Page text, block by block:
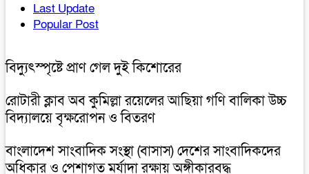
Last Update
Popular Post
বিদ্যুৎস্পৃষ্টে প্রাণ গেল দুই কিশোরের
রোটারী ক্লাব অব কুমিল্লা রয়েলের আছিয়া গণি বালিকা উচ্চ
বিদ্যালয়ে বৃক্ষরোপন ও বিতরণ
বাংলাদেশ সাংবাদিক সংস্থা (বাসাস) দেশের সাংবাদিকদের
অধিকার ও পেশাগত মর্যাদা রক্ষায় অঙ্গীকারবদ্ধ